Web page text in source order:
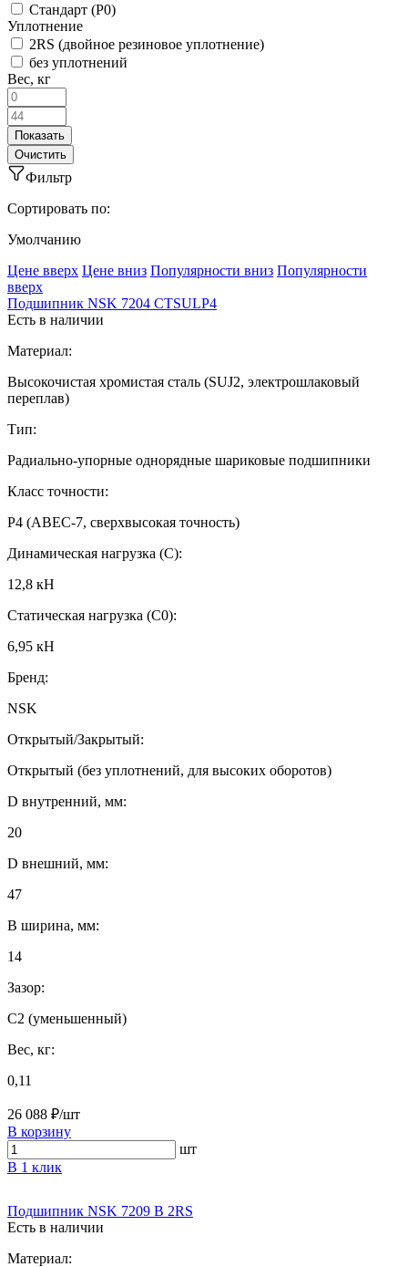
Стандарт (P0)
Уплотнение
2RS (двойное резиновое уплотнение)
без уплотнений
Вес, кг
Фильтр
Сортировать по:
Умолчанию
Ценe вверх Ценe вниз Популярности вниз Популярности
вверх
Подшипник NSK 7204 CTSULP4
Есть в наличии
Материал:
Высокочистая хромистая сталь (SUJ2, электрошлаковый
переплав)
Тип:
Радиально-упорные однорядные шариковые подшипники
Класс точности:
P4 (ABEC-7, сверхвысокая точность)
Динамическая нагрузка (C):
12,8 кН
Статическая нагрузка (C0):
6,95 кН
Бренд:
NSK
Открытый/Закрытый:
Открытый (без уплотнений, для высоких оборотов)
D внутренний, мм:
20
D внешний, мм:
47
B ширина, мм:
14
Зазор:
С2 (уменьшенный)
Вес, кг:
0,11
26 088 ₽/шт
В корзину
шт
В 1 клик
Подшипник NSK 7209 B 2RS
Есть в наличии
Материал: